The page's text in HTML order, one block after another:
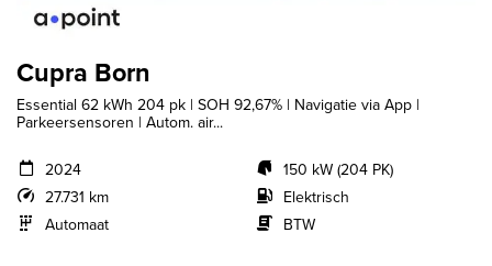
Cupra Born
Essential 62 kWh 204 pk | SOH 92,67% | Navigatie via App |
Parkeersensoren | Autom. air...
2024
27.731 km
Automaat
150 kW (204 PK)
Elektrisch
BTW